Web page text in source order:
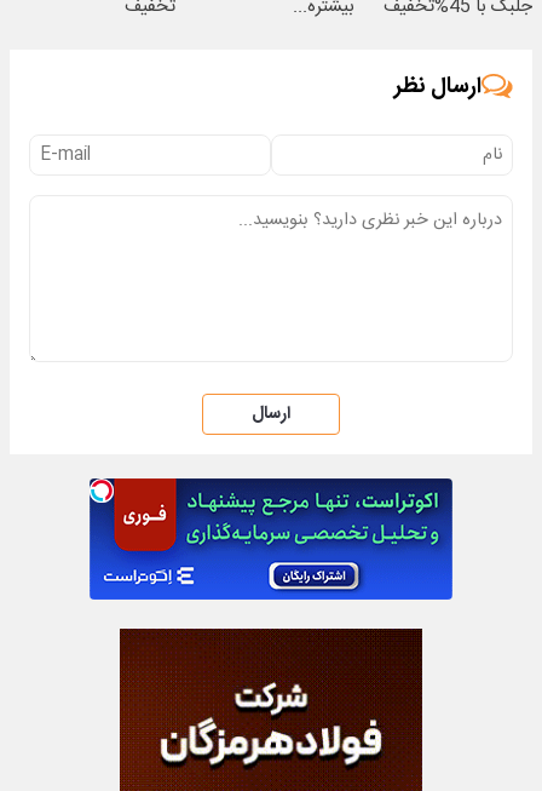
جلبک با 45%تخفیف بیشتره... تخفیف
ارسال نظر
ارسال